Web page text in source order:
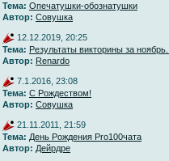
Тема: Опечатушки-обознатушки
Автор: Совушка
12.12.2019, 20:25
Тема: Результаты викторины за ноябрь...
Автор: Renardo
7.1.2016, 23:08
Тема: С Рождеством!
Автор: Совушка
21.11.2011, 21:59
Тема: День Рождения Pro100чата
Автор: Дейрдре